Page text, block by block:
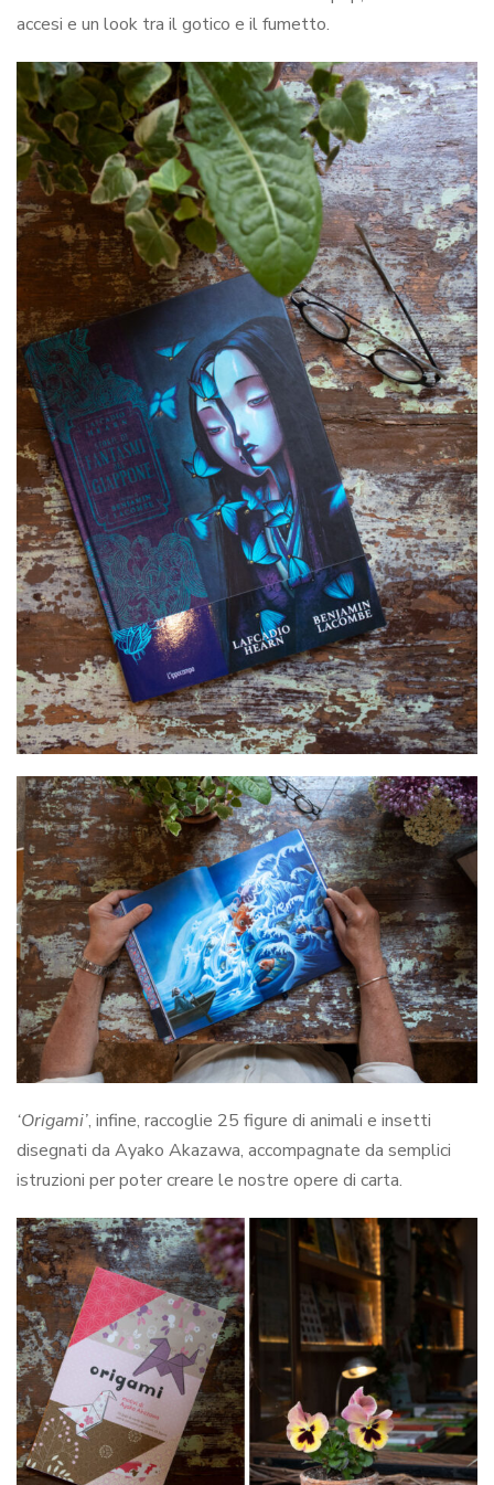
accesi e un look tra il gotico e il fumetto.
‘Origami’, infine, raccoglie 25 figure di animali e insetti
disegnati da Ayako Akazawa, accompagnate da semplici
istruzioni per poter creare le nostre opere di carta.